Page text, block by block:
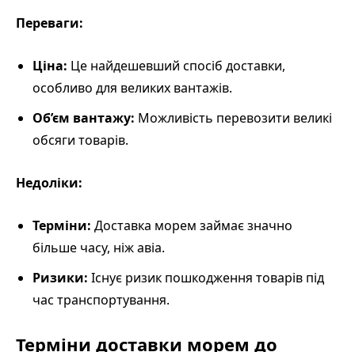
Переваги:
Ціна: Це найдешевший спосіб доставки,
особливо для великих вантажів.
Об’єм вантажу: Можливість перевозити великі
обсяги товарів.
Недоліки:
Терміни: Доставка морем займає значно
більше часу, ніж авіа.
Ризики: Існує ризик пошкодження товарів під
час транспортування.
Терміни доставки морем до